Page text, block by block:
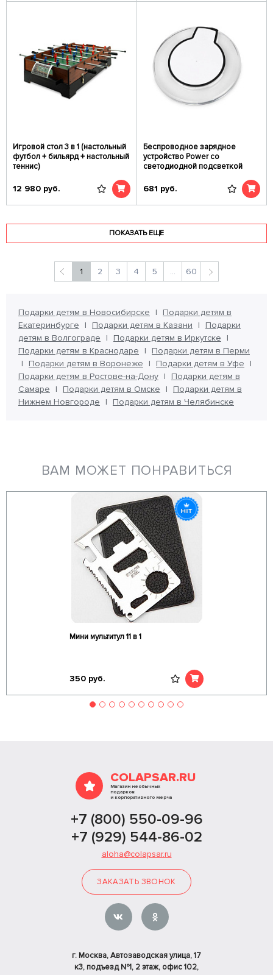
Игровой стол 3 в 1 (настольный
футбол + бильярд + настольный
теннис)
12 980 руб.
Беспроводное зарядное
устройcтво Power со
светодиодной подсветкой
681 руб.
ПОКАЗАТЬ ЕЩЕ
1 2 3 4 5 ... 60
Подарки детям в Новосибирске
Подарки детям в
Екатеринбурге
Подарки детям в Казани
Подарки
детям в Волгограде
Подарки детям в Иркутске
Подарки детям в Краснодаре
Подарки детям в Перми
Подарки детям в Воронеже
Подарки детям в Уфе
Подарки детям в Ростове-на-Дону
Подарки детям в
Самаре
Подарки детям в Омске
Подарки детям в
Нижнем Новгороде
Подарки детям в Челябинске
ВАМ МОЖЕТ ПОНРАВИТЬСЯ
Мини мультитул 11 в 1
350 руб.
COLAPSAR.RU
Магазин необычных
подарков
и корпоративного мерча
+7 (800) 550-09-96
+7 (929) 544-86-02
aloha@colapsar.ru
ЗАКАЗАТЬ ЗВОНОК
г. Москва, Автозаводская улица, 17
к3, подъезд №1, 2 этаж, офис 102,